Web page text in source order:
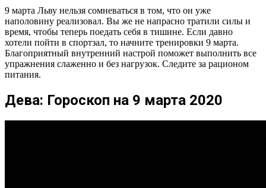
9 марта Льву нельзя сомневаться в том, что он уже
наполовину реализовал. Вы же не напрасно тратили силы и
время, чтобы теперь поедать себя в тишине. Если давно
хотели пойти в спортзал, то начните тренировки 9 марта.
Благоприятный внутренний настрой поможет выполнить все
упражнения слаженно и без нагрузок. Следите за рационом
питания.
Дева: Гороскоп на 9 марта 2020